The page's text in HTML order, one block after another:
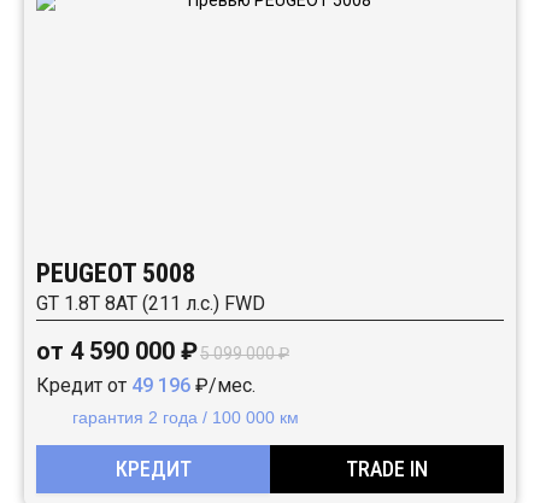
PEUGEOT 5008
GT 1.8T 8AT (211 л.с.) FWD
от 4 590 000 ₽5 099 000 ₽
Кредит от 49 196 ₽/мес.
гарантия 2 года / 100 000 км
КРЕДИТ TRADE IN